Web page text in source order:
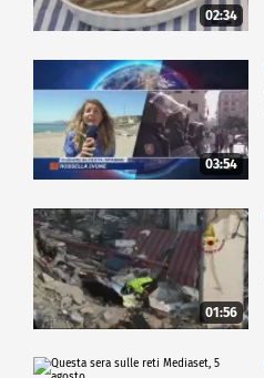
02:34
03:54
01:56